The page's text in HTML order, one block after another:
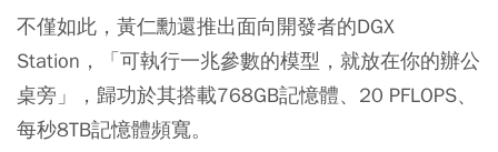
不僅如此，黃仁勳還推出面向開發者的DGX
Station，「可執行一兆參數的模型，就放在你的辦公
桌旁」，歸功於其搭載768GB記憶體、20 PFLOPS、
每秒8TB記憶體頻寬。